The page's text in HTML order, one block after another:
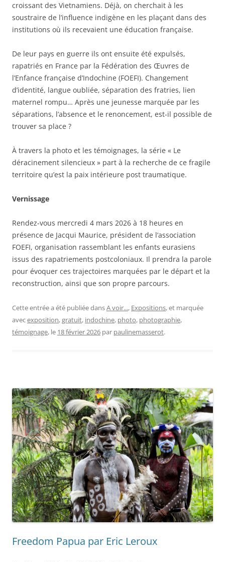
croissant des Vietnamiens. Déjà, on cherchait à les
soustraire de l’influence indigène en les plaçant dans des
institutions où ils recevaient une éducation française.
De leur pays en guerre ils ont ensuite été expulsés,
rapatriés en France par la Fédération des Œuvres de
l’Enfance française d’Indochine (FOEFI). Changement
d’identité, langue oubliée, séparation des fratries, lien
maternel rompu… Après une jeunesse marquée par les
séparations, l’absence et le renoncement, est-il possible de
trouver sa place ?
À travers la photo et les témoignages, la série « Le
déracinement silencieux » part à la recherche de ce fragile
territoire qu’est la paix intérieure post traumatique.
Vernissage
Rendez-vous mercredi 4 mars 2026 à 18 heures en
présence de Jacqui Maurice, président de l’association
FOEFI, organisation rassemblant les enfants eurasiens
issus des rapatriements postcoloniaux. Il prendra la parole
pour évoquer ces trajectoires marquées par le départ et la
reconstruction, ainsi que son propre parcours.
Cette entrée a été publiée dansA voir..., Expositions, et marquée
avecexposition,gratuit, indochine, photo, photographie,
témoignage, le 18 février 2026 par paulinemasserot.
Freedom Papua par Eric Leroux